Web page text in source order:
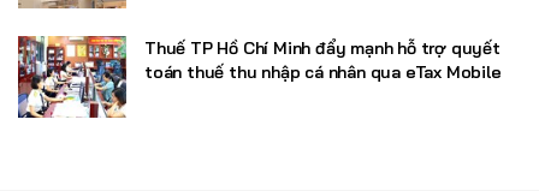
Thuế TP Hồ Chí Minh đẩy mạnh hỗ trợ quyết
toán thuế thu nhập cá nhân qua eTax Mobile